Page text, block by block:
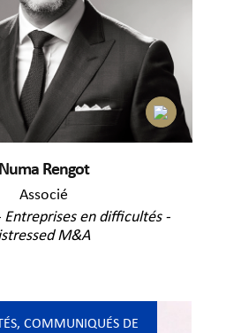
Numa Rengot
Associé
Entreprises en difficultés -
M&A
,COMMUNIQUÉS DE